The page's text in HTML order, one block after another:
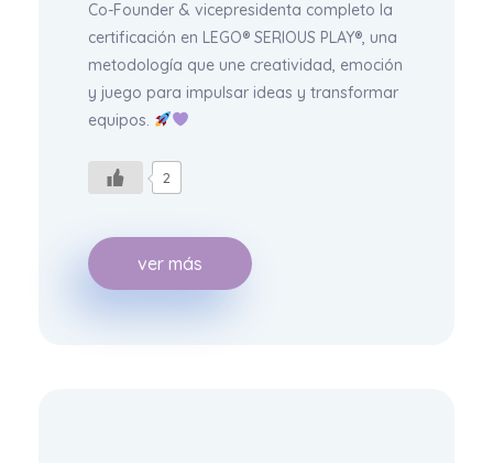
Co-Founder & vicepresidenta completo la
certificación en LEGO® SERIOUS PLAY®, una
metodología que une creatividad, emoción
y juego para impulsar ideas y transformar
equipos.
2
ver más